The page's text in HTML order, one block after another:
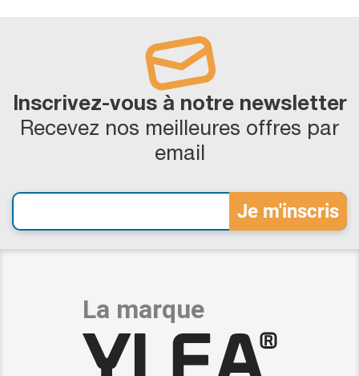
Inscrivez-vous à notre newsletter
Recevez nos meilleures offres par
email